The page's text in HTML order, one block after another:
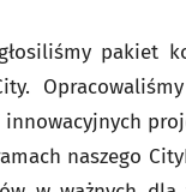
pakiet
innowacyjnych
naszego